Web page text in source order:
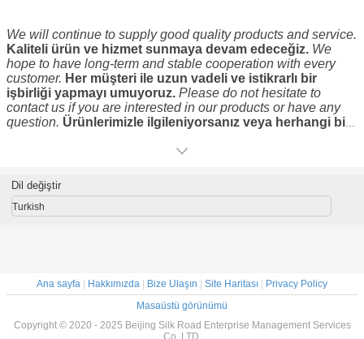
sistemine sahibiz. Also we provide with excellent after-sale
service to satisfy our customers in case they have any
question or problem. Ayrıca herhangi bir soru veya sorun
olması durumunda müşterilerimizi memnun etmek için
mükemmel satış sonrası hizmet sunuyoruz.
We will continue to supply good quality products and service.
Kaliteli ürün ve hizmet sunmaya devam edeceğiz. We
hope to have long-term and stable cooperation with every
customer. Her müşteri ile uzun vadeli ve istikrarlı bir
işbirliği yapmayı umuyoruz. Please do not hesitate to
contact us if you are interested in our products or have any
question. Ürünlerimizle ilgileniyorsanız veya herhangi bir
Dil değiştir
Turkish
Ana sayfa | Hakkımızda | Bize Ulaşın | Site Haritası | Privacy Policy
Masaüstü görünümü
Copyright © 2020 - 2025 Beijing Silk Road Enterprise Management Services
Co.,LTD.